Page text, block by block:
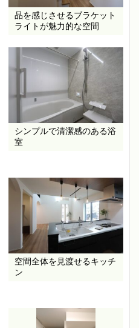
品を感じさせるブラケット
ライトが魅力的な空間
シンプルで清潔感のある浴
室
空間全体を見渡せるキッチ
ン